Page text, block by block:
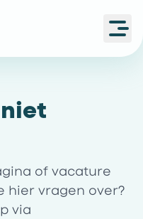
of vacature
hier vragen over?
via